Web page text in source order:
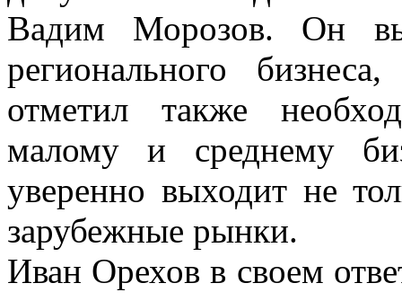
Вадим Морозов. Он
регионального
отметил также
малому и среднему
уверенно выходит не
зарубежные рынки.
Иван Орехов в своем